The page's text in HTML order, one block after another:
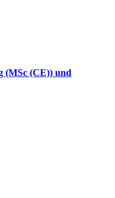
(MSc (CE)) und